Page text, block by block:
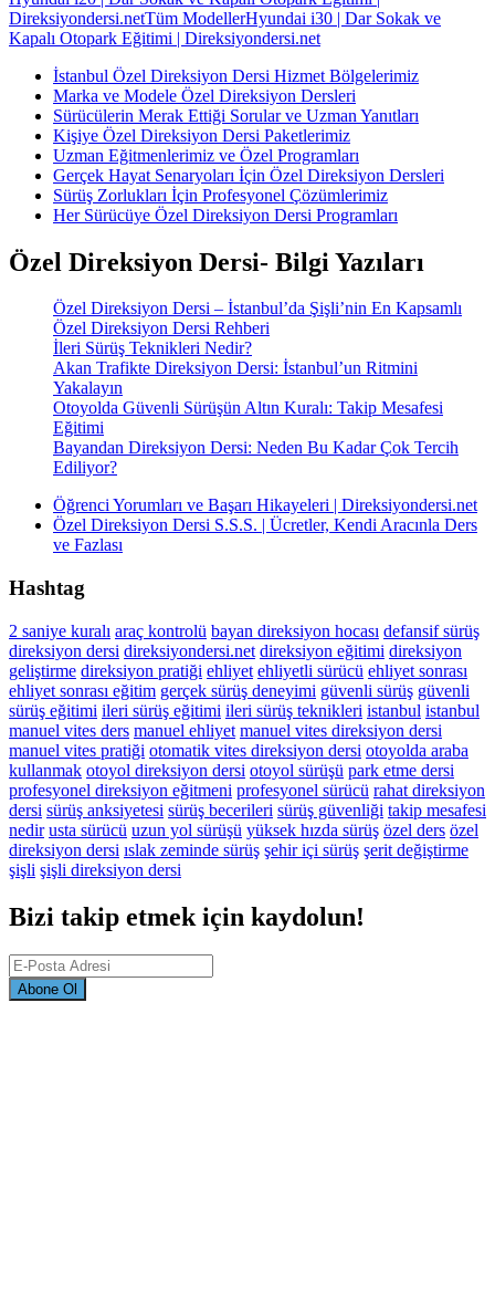
Direksiyondersi.netTüm ModellerHyundai i30 | Dar Sokak ve
Kapalı Otopark Eğitimi | Direksiyondersi.net
İstanbul Özel Direksiyon Dersi Hizmet Bölgelerimiz
Marka ve Modele Özel Direksiyon Dersleri
Sürücülerin Merak Ettiği Sorular ve Uzman Yanıtları
Kişiye Özel Direksiyon Dersi Paketlerimiz
Uzman Eğitmenlerimiz ve Özel Programları
Gerçek Hayat Senaryoları İçin Özel Direksiyon Dersleri
Sürüş Zorlukları İçin Profesyonel Çözümlerimiz
Her Sürücüye Özel Direksiyon Dersi Programları
Özel Direksiyon Dersi- Bilgi Yazıları
Özel Direksiyon Dersi – İstanbul’da Şişli’nin En Kapsamlı
Özel Direksiyon Dersi Rehberi
İleri Sürüş Teknikleri Nedir?
Akan Trafikte Direksiyon Dersi: İstanbul’un Ritmini
Yakalayın
Otoyolda Güvenli Sürüşün Altın Kuralı: Takip Mesafesi
Eğitimi
Bayandan Direksiyon Dersi: Neden Bu Kadar Çok Tercih
Ediliyor?
Öğrenci Yorumları ve Başarı Hikayeleri | Direksiyondersi.net
Özel Direksiyon Dersi S.S.S. | Ücretler, Kendi Aracınla Ders
ve Fazlası
Hashtag
2 saniye kuralı araç kontrolü bayan direksiyon hocası defansif sürüş
direksiyon dersi direksiyondersi.net direksiyon eğitimi direksiyon
geliştirme direksiyon pratiği ehliyet ehliyetli sürücü ehliyet sonrası
ehliyet sonrası eğitim gerçek sürüş deneyimi güvenli sürüş güvenli
sürüş eğitimi ileri sürüş eğitimi ileri sürüş teknikleri istanbul istanbul
manuel vites ders manuel ehliyet manuel vites direksiyon dersi
manuel vites pratiği otomatik vites direksiyon dersi otoyolda araba
kullanmak otoyol direksiyon dersi otoyol sürüşü park etme dersi
profesyonel direksiyon eğitmeni profesyonel sürücü rahat direksiyon
dersi sürüş anksiyetesi sürüş becerileri sürüş güvenliği takip mesafesi
nedir usta sürücü uzun yol sürüşü yüksek hızda sürüş özel ders özel
direksiyon dersi ıslak zeminde sürüş şehir içi sürüş şerit değiştirme
şişli şişli direksiyon dersi
Bizi takip etmek için kaydolun!
Abone Ol